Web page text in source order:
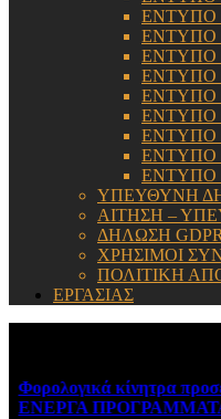
ΕΝΤΥΠΟ
ΕΝΤΥΠΟ
ΕΝΤΥΠΟ
ΕΝΤΥΠΟ
ΕΝΤΥΠΟ
ΕΝΤΥΠΟ
ΕΝΤΥΠΟ
ΕΝΤΥΠΟ
ΕΝΤΥΠΟ
ΥΠΕΥΘΥΝΗ
ΑΙΤΗΣΗ –
ΔΗΛΩΣΗ GDPR
ΧΡΗΣΙΜΟΙ
ΠΟΛΙΤΙΚΗ
ΕΡΓΑΣΙΑΣ
Φορολογικά κίνητρα
ΕΝΕΡΓΑ ΠΡΟΓΡΑΜΜΑΤΑ